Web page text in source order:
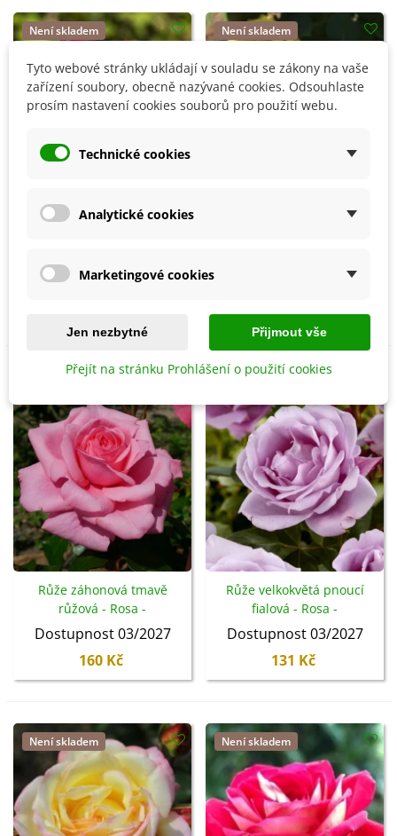
Není skladem
sazenice - 1 ks
Dostupnost 03/2027
Není skladem
Dostupnost 03/2027
Růže záhonová tmavě
růžová - Rosa -
prostokořenné sazenice -
Dostupnost 03/2027
160 Kč
Růže velkokvětá pnoucí
fialová - Rosa -
prostokořenné sazenice - 1
Dostupnost 03/2027
131 Kč
Není skladem Není skladem
Tyto webové stránky ukládají v souladu se zákony na vaše
zařízení soubory, obecně nazývané cookies. Odsouhlaste
prosím nastavení cookies souborů pro použití webu.
Technické cookies
Analytické cookies
Marketingové cookies
Jen nezbytné Přijmout vše
Přejít na stránku Prohlášení o použití cookies